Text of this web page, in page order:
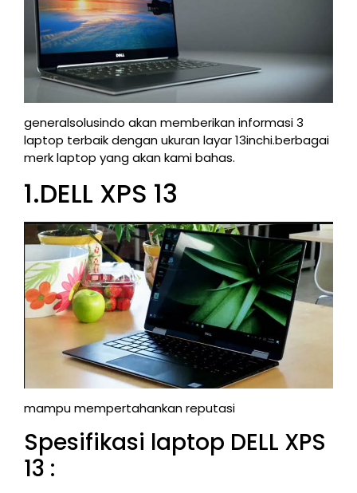
generalsolusindo akan memberikan informasi 3
laptop terbaik dengan ukuran layar 13inchi.berbagai
merk laptop yang akan kami bahas.
1.DELL XPS 13
mampu mempertahankan reputasi
Spesifikasi laptop DELL XPS
13 :